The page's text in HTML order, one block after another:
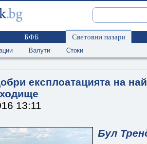
БФБ Световни пазари
Валути Стоки
експлоатацията на
13:11
Бул